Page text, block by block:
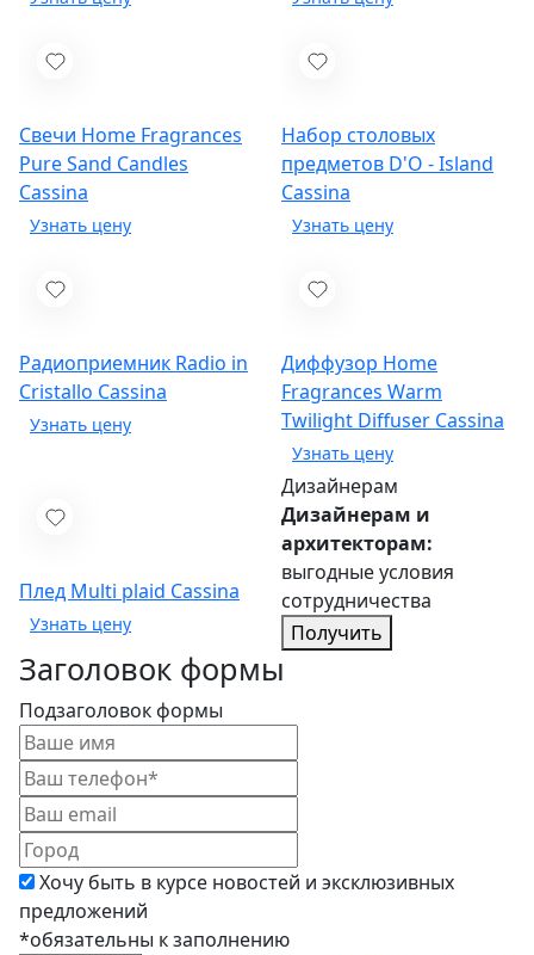
Свечи Home Fragrances
Pure Sand Candles
Cassina
Набор столовых
предметов D'O - Island
Cassina
Радиоприемник Radio in
Cristallo Cassina
Диффузор Home
Fragrances Warm
Twilight Diffuser Cassina
Плед Multi plaid Cassina
Дизайнерам
Дизайнерам и
архитекторам:
выгодные условия
сотрудничества
Получить
Заголовок формы
Подзаголовок формы
Хочу быть в курсе новостей и эксклюзивных
предложений
*обязательны к заполнению